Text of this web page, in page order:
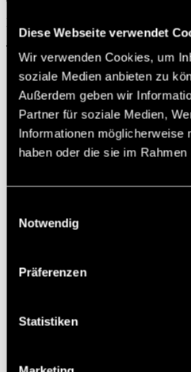
Diese Webseite verwendet
Wir verwenden Cookies, um
soziale Medien anbieten zu
Außerdem geben wir
Partner für soziale Medien,
Informationen möglicherweise
haben oder die sie im
Notwendig
Präferenzen
Statistiken
Michael Jann
Technischer Support